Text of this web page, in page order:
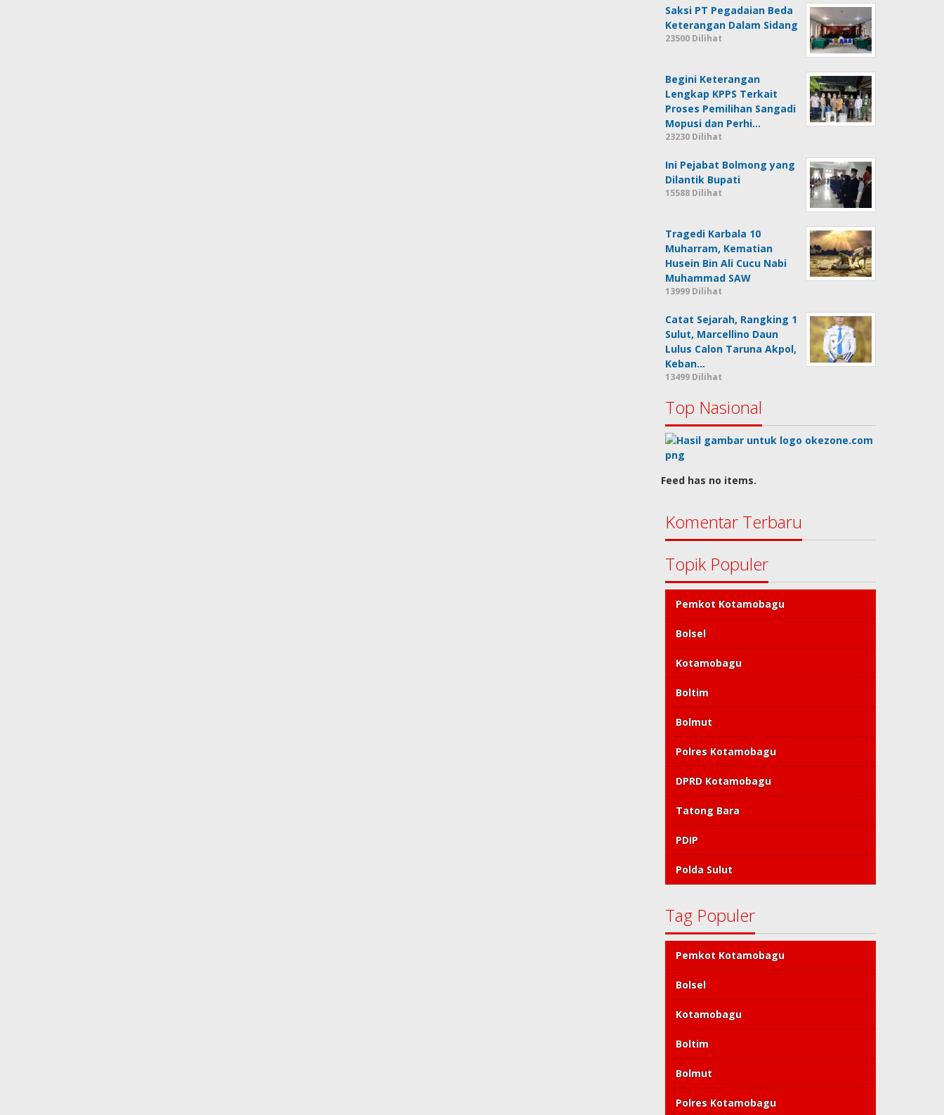
Saksi PT Pegadaian Beda
Keterangan Dalam Sidang
23500 Dilihat
Begini Keterangan
Lengkap KPPS Terkait
Proses Pemilihan Sangadi
Mopusi dan Perhi…
23230 Dilihat
Ini Pejabat Bolmong yang
Dilantik Bupati
15588 Dilihat
Tragedi Karbala 10
Muharram, Kematian
Husein Bin Ali Cucu Nabi
Muhammad SAW
13999 Dilihat
Catat Sejarah, Rangking 1
Sulut, Marcellino Daun
Lulus Calon Taruna Akpol,
Keban…
13499 Dilihat
Top Nasional
Feed has no items.
Komentar Terbaru
Topik Populer
Pemkot Kotamobagu
Bolsel
Kotamobagu
Boltim
Bolmut
Polres Kotamobagu
DPRD Kotamobagu
Tatong Bara
PDIP
Polda Sulut
Tag Populer
Pemkot Kotamobagu
Bolsel
Kotamobagu
Boltim
Bolmut
Polres Kotamobagu